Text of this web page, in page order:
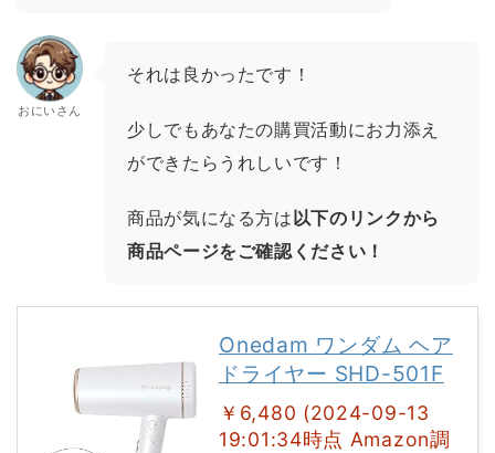
おにいさん
それは良かったです！
少しでもあなたの購買活動にお力添え
ができたらうれしいです！
商品が気になる方は以下のリンクから
商品ページをご確認ください！
Onedam ワンダム ヘア
ドライヤー SHD-501F
￥6,480 (2024-09-13
19:01:34時点 Amazon調